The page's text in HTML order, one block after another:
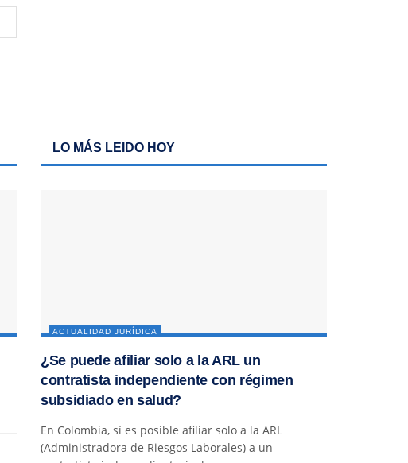
LO MÁS LEIDO HOY
ACTUALIDAD JURÍDICA
¿Se puede afiliar solo a la ARL un
contratista independiente con régimen
subsidiado en salud?
En Colombia, sí es posible afiliar solo a la ARL
(Administradora de Riesgos Laborales) a un